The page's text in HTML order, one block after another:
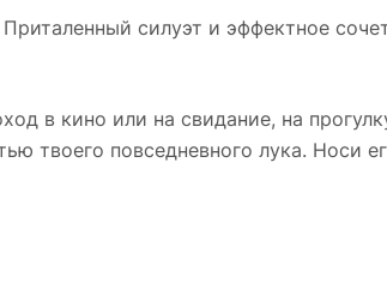
силуэт и эффектное
в кино или на свидание, на
твоего повседневного лука. Носи